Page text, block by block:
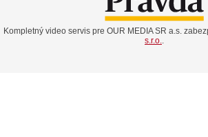
Kompletný video servis pre OUR MEDIA SR a.s.
s.r.o..